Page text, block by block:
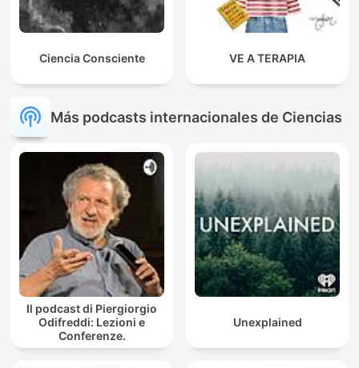
Ciencia Consciente VE A TERAPIA
Más podcasts internacionales de Ciencias
Il podcast di Piergiorgio
Odifreddi: Lezioni e
Conferenze.
Unexplained